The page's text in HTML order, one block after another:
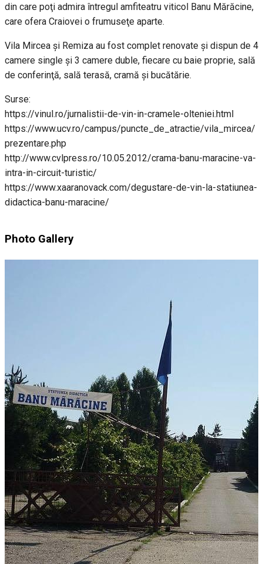
din care poţi admira întregul amfiteatru viticol Banu Mărăcine,
care ofera Craiovei o frumuseţe aparte.
Vila Mircea şi Remiza au fost complet renovate şi dispun de 4
camere single şi 3 camere duble, fiecare cu baie proprie, sală
de conferinţă, sală terasă, cramă şi bucătărie.
Surse:
https://vinul.ro/jurnalistii-de-vin-in-cramele-olteniei.html
https://www.ucv.ro/campus/puncte_de_atractie/vila_mircea/
prezentare.php
http://www.cvlpress.ro/10.05.2012/crama-banu-maracine-va-
intra-in-circuit-turistic/
https://www.xaaranovack.com/degustare-de-vin-la-statiunea-
didactica-banu-maracine/
Photo Gallery